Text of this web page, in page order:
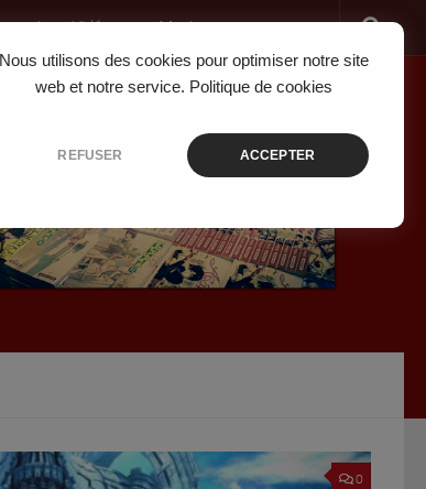
Nous utilisons des cookies pour optimiser notre site
web et notre service. Politique de cookies
REFUSER ACCEPTER
Jeux Vidéo Musique
0